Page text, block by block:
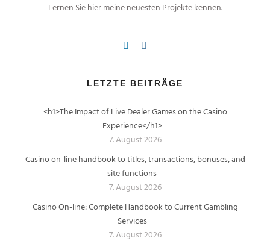
Lernen Sie hier meine neuesten Projekte kennen.
LETZTE BEITRÄGE
<h1>The Impact of Live Dealer Games on the Casino
Experience</h1>
7. August 2026
Casino on-line handbook to titles, transactions, bonuses, and
site functions
7. August 2026
Casino On-line: Complete Handbook to Current Gambling
Services
7. August 2026